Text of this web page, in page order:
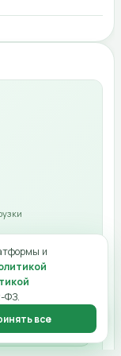
в ленте
Открыть в картах
и
ФЗ.
все